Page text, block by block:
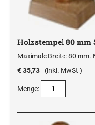
Holzstempel 80 mm
Maximale Breite: 80 mm.
€ 35,73
(inkl. MwSt.)
Menge: